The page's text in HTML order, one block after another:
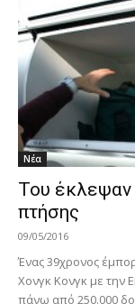
Νέα
Του
πτήσης
09/05/2016
Ένας 39χρονος
Χονγκ Κονγκ με την
πάνω από 250.000